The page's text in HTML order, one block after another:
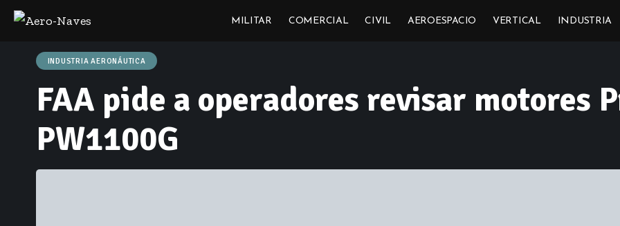
MILITAR COMERCIAL CIVIL AEROESPACIO VERTICAL INDUSTRIA
INDUSTRIA AERONÁUTICA
FAA pide a operadores revisar motores
PW1100G